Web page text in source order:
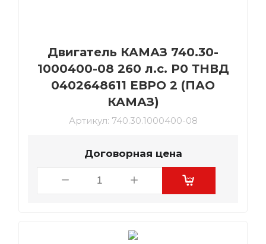
Двигатель КАМАЗ 740.30-
1000400-08 260 л.с. Р0 ТНВД
0402648611 ЕВРО 2 (ПАО
КАМАЗ)
Артикул: 740.30.1000400-08
Договорная цена